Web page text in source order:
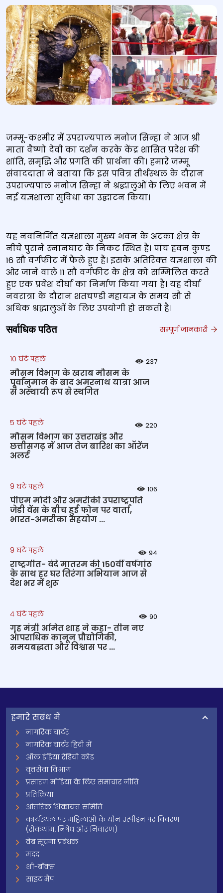
जम्‍मू-कश्‍मीर में उपराज्‍यपाल मनोज सिन्‍हा ने आज श्री
माता वैष्‍णो देवी का दर्शन करके केंद्र शासित प्रदेश की
शांति, समृद्धि और प्रगति की प्रार्थना की। हमारे जम्‍मू
संवाददाता ने बताया कि इस पवित्र तीर्थस्‍थल के दौरान
उपराज्‍यपाल मनोज सिन्‍हा ने श्रद्धालुओं के लिए भवन में
नई यज्ञशाला सुविधा का उद्घाटन किया।
यह नवनिर्मित यज्ञशाला मुख्‍य भवन के अटका क्षेत्र के
नीचे पुराने स्‍नानघाट के निकट स्थित है। पांच हवन कुण्‍ड
16 सौ वर्गफीट में फैले हुए हैं। इसके अतिरिक्‍त यज्ञशाला की
ओर जाने वाले 11 सौ वर्गफीट के क्षेत्र को सम्मिलित करते
हुए एक प्रवेश दीर्घा का निर्माण किया गया है। यह दीर्घा
नवरात्रा के दौरान शतचण्‍डी महायज्ञ के समय सौ से
अधिक श्रद्धालुओं के लिए उपयोगी हो सकती है।
सर्वाधिक पठित सम्पूर्ण जानकारी
10 घंटे पहले 237
मौसम विभाग के खराब मौसम के
पूर्वानुमान के बाद अमरनाथ यात्रा आज
से अस्थायी रूप से स्थगित
5 घंटे पहले 220
मौसम विभाग का उत्तराखंड और
छत्तीसगढ़ में आज तेज बारिश का ऑरेंज
अलर्ट
9 घंटे पहले 106
पीएम मोदी और अमरीकी उपराष्ट्रपति
जेडी वेंस के बीच हुई फोन पर वार्ता,
भारत-अमरीका सहयोग ...
9 घंटे पहले 94
राष्ट्रगीत- वंदे मातरम की 150वीं वर्षगांठ
के साथ हर घर तिरंगा अभियान आज से
देश भर में शुरू
4 घंटे पहले 90
गृह मंत्री अमित शाह ने कहा- तीन नए
आपराधिक कानून प्रौद्योगिकी,
समयबद्धता और विश्वास पर ...
हमारे सबंध में
नागरिक चार्टर
नागरिक चार्टर हिंदी में
ऑल इंडिया रेडियो कोड
वृत्तसेवा विभाग
प्रसारण मीडिया के लिए समाचार नीति
प्रतिक्रिया
आंतरिक शिकायत समिति
कार्यस्थल पर महिलाओं के यौन उत्पीड़न पर विवरण
(रोकथाम, निषेध और निवारण)
वेब सूचना प्रबंधक
मदद
शी-बॉक्स
साइट मैप